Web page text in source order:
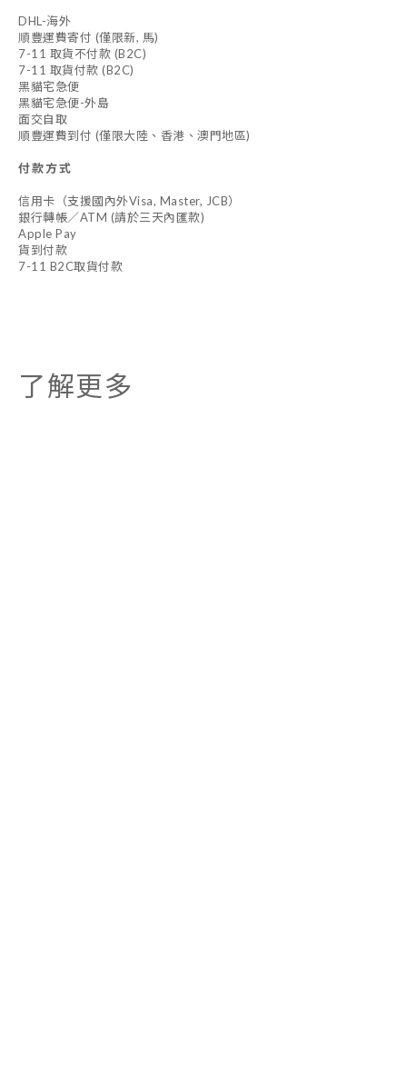
DHL-海外
順豐運費寄付 (僅限新, 馬)
7-11 取貨不付款 (B2C)
7-11 取貨付款 (B2C)
黑貓宅急便
黑貓宅急便-外島
面交自取
順豐運費到付 (僅限大陸、香港、澳門地區)
付款方式
信用卡（支援國內外Visa, Master, JCB）
銀行轉帳／ATM (請於三天內匯款)
Apple Pay
貨到付款
7-11 B2C取貨付款
了解更多